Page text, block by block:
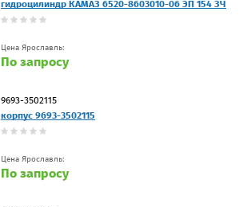
гидроцилиндр КАМАЗ 6520-8603010-06 ЭП 154 ЗЧ
Цена Ярославль:
По запросу
9693-3502115
корпус 9693-3502115
Цена Ярославль:
По запросу